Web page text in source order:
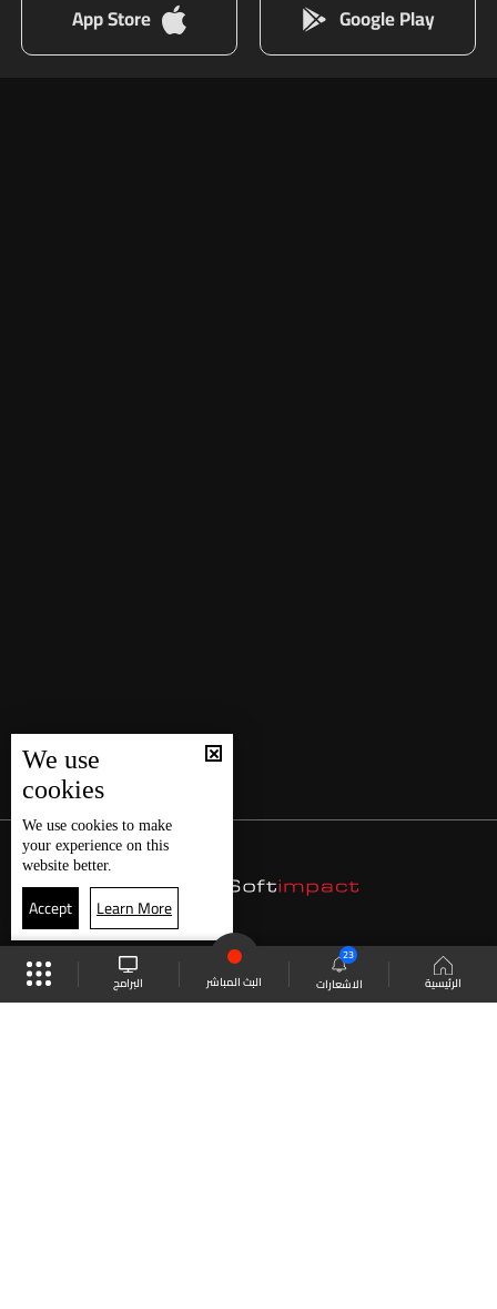
الرئيسية الاشعارات
23
البث المباشر البرامج
Google Play
App Store
We use
cookies
We use cookies to make
your experience on this
website better.
Accept Learn More
موقع البرامج الجدول البث المباشر